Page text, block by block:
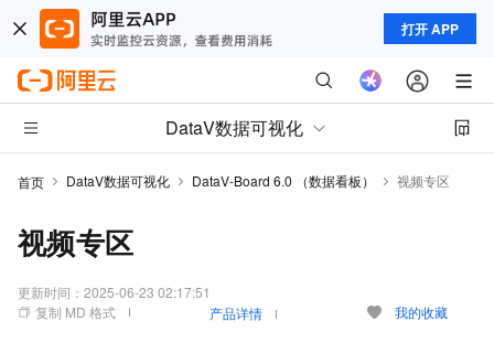
打开 APP
DataV数据可视化
首页 DataV数据可视化 DataV-Board 6.0 （数据看板） 视频专区
视频专区
更新时间： 2025-06-23 02:17:51
复制 MD 格式
产品详情 我的收藏